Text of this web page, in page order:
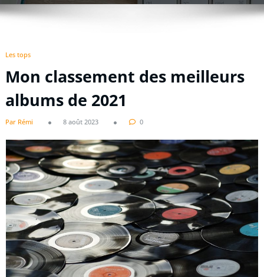
Les tops
Mon classement des meilleurs
albums de 2021
Par Rémi 8 août 2023 0